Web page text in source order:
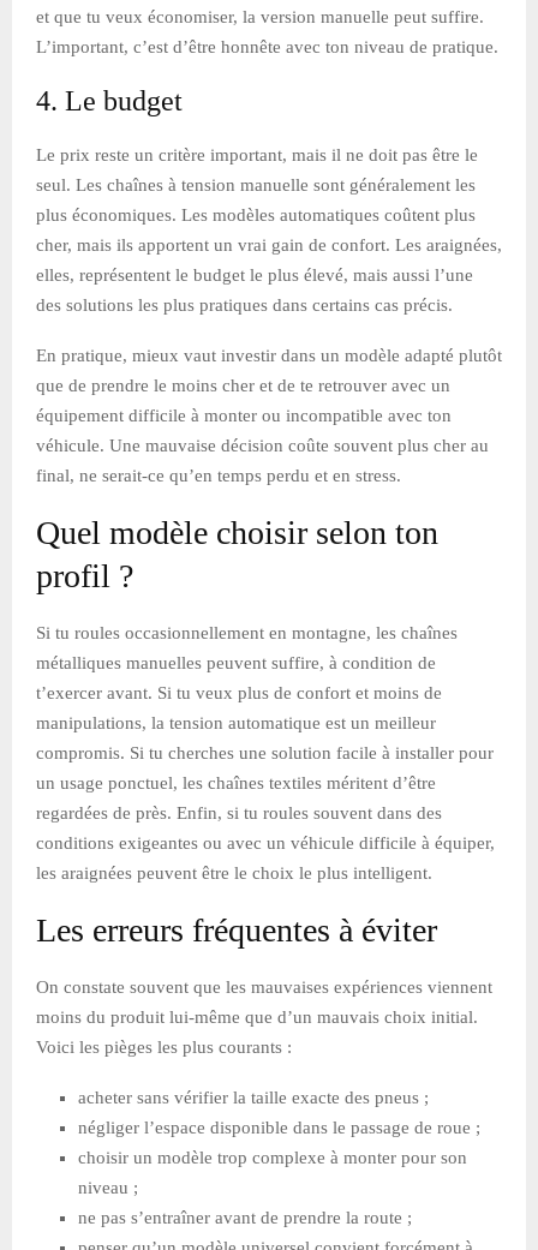
et que tu veux économiser, la version manuelle peut suffire.
L’important, c’est d’être honnête avec ton niveau de pratique.
4. Le budget
Le prix reste un critère important, mais il ne doit pas être le
seul. Les chaînes à tension manuelle sont généralement les
plus économiques. Les modèles automatiques coûtent plus
cher, mais ils apportent un vrai gain de confort. Les araignées,
elles, représentent le budget le plus élevé, mais aussi l’une
des solutions les plus pratiques dans certains cas précis.
En pratique, mieux vaut investir dans un modèle adapté plutôt
que de prendre le moins cher et de te retrouver avec un
équipement difficile à monter ou incompatible avec ton
véhicule. Une mauvaise décision coûte souvent plus cher au
final, ne serait-ce qu’en temps perdu et en stress.
Quel modèle choisir selon ton
profil ?
Si tu roules occasionnellement en montagne, les chaînes
métalliques manuelles peuvent suffire, à condition de
t’exercer avant. Si tu veux plus de confort et moins de
manipulations, la tension automatique est un meilleur
compromis. Si tu cherches une solution facile à installer pour
un usage ponctuel, les chaînes textiles méritent d’être
regardées de près. Enfin, si tu roules souvent dans des
conditions exigeantes ou avec un véhicule difficile à équiper,
les araignées peuvent être le choix le plus intelligent.
Les erreurs fréquentes à éviter
On constate souvent que les mauvaises expériences viennent
moins du produit lui-même que d’un mauvais choix initial.
Voici les pièges les plus courants :
acheter sans vérifier la taille exacte des pneus ;
négliger l’espace disponible dans le passage de roue ;
choisir un modèle trop complexe à monter pour son
niveau ;
ne pas s’entraîner avant de prendre la route ;